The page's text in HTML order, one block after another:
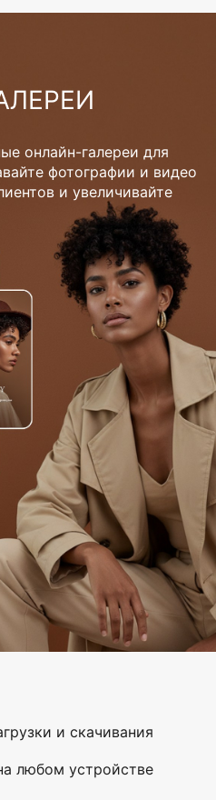
онлайн-галереи для
фотографии и видео
и увеличивайте
и скачивания
любом устройстве